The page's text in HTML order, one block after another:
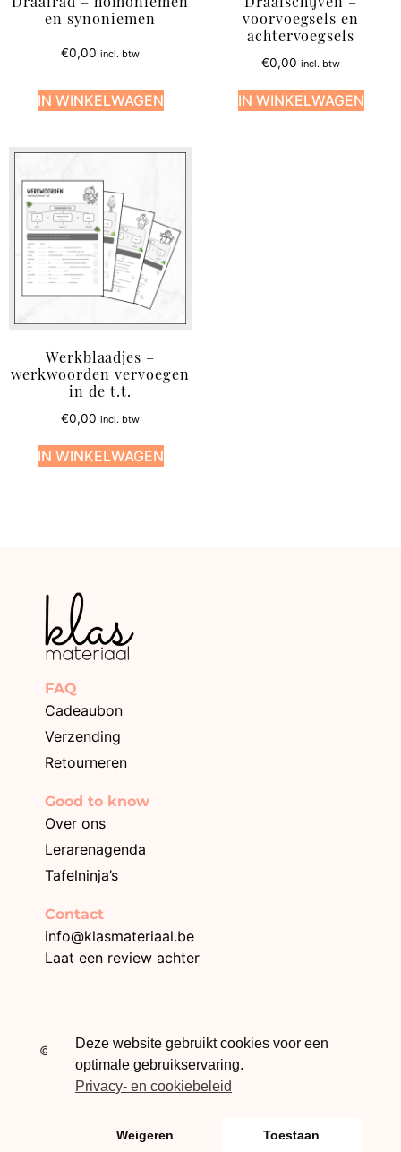
Draairad – homoniemen
en synoniemen
€0,00 incl. btw
IN WINKELWAGEN
Draaischijven –
voorvoegsels en
achtervoegsels
€0,00 incl. btw
IN WINKELWAGEN
Werkblaadjes –
werkwoorden vervoegen
in de t.t.
€0,00 incl. btw
IN WINKELWAGEN
FAQ
Cadeaubon
Verzending
Retourneren
Good to know
Over ons
Lerarenagenda
Tafelninja’s
Contact
info@klasmateriaal.be
Laat een review achter
© 2026 Klasmateriaal – Webdesign The Online Builders
Deze website gebruikt cookies voor een
optimale gebruikservaring.
Privacy- en cookiebeleid
Weigeren Toestaan